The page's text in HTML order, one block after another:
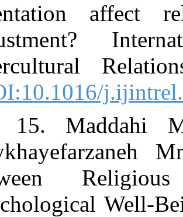
orientation
Intercultural
[DOI:10.1016/
15. 15.
between
Psychological